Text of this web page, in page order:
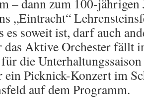
– dann zum 100-jährigen
„Eintracht“
es soweit ist, darf auch
das Aktive Orchester fällt
die
ein Picknick-Konzert im
auf dem Programm.